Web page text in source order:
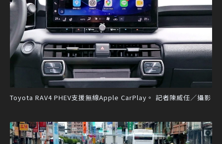
Toyota RAV4 PHEV支援無線Apple CarPlay。 記者陳威任／攝影